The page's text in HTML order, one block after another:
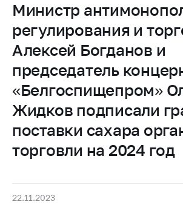
Общественно-
консультативный
совет
Соискателям
Награждения
Белорусская
универсальная
товарная биржа
Общественная
Идеологическая
Министр
регулирования и
Алексей Богданов и
председатель
«Белгоспищепром»
Жидков подписали
поставки сахара
торговли на 2024 год
22.11.2023